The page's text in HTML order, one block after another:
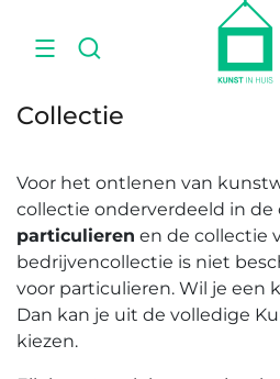
Collectie
Voor het ontlenen van
collectie onderverdeeld in de
particulieren en de collectie
bedrijvencollectie is niet
voor particulieren. Wil je een
Dan kan je uit de volledige
kiezen.